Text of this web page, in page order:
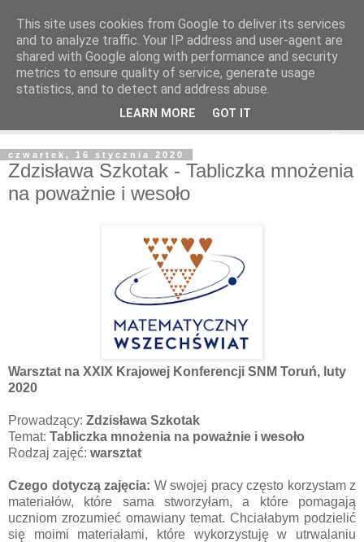
czwartek, 16 stycznia 2020
Zdzisława Szkotak - Tabliczka mnożenia
na poważnie i wesoło
Warsztat na XXIX Krajowej Konferencji SNM Toruń, luty
2020
Prowadzący: Zdzisława Szkotak
Temat: Tabliczka mnożenia na poważnie i wesoło
Rodzaj zajęć: warsztat
Czego dotyczą zajęcia: W swojej pracy często korzystam z
materiałów, które sama stworzyłam, a które pomagają
uczniom zrozumieć omawiany temat. Chciałabym podzielić
się moimi materiałami, które wykorzystuję w utrwalaniu
This site uses cookies from Google to deliver its services
and to analyze traffic. Your IP address and user-agent are
shared with Google along with performance and security
metrics to ensure quality of service, generate usage
statistics, and to detect and address abuse.
LEARN MORE GOT IT